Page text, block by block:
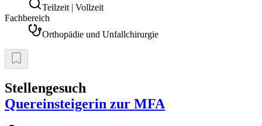
Teilzeit | Vollzeit
Fachbereich
Orthopädie und Unfallchirurgie
Stellengesuch
Quereinsteigerin zur MFA